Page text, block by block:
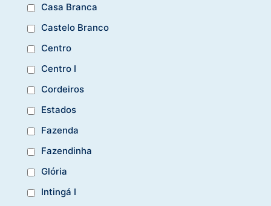
Casa Branca
Castelo Branco
Centro
Centro I
Cordeiros
Estados
Fazenda
Fazendinha
Glória
Intingá I